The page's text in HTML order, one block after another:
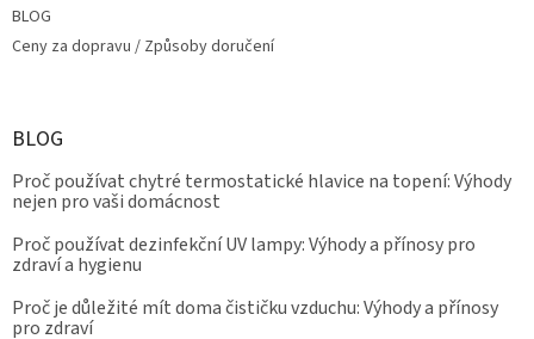
BLOG
Ceny za dopravu / Způsoby doručení
BLOG
Proč používat chytré termostatické hlavice na topení: Výhody
nejen pro vaši domácnost
Proč používat dezinfekční UV lampy: Výhody a přínosy pro
zdraví a hygienu
Proč je důležité mít doma čističku vzduchu: Výhody a přínosy
pro zdraví